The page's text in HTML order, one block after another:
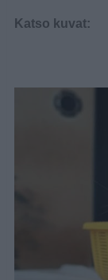
Katso kuvat: